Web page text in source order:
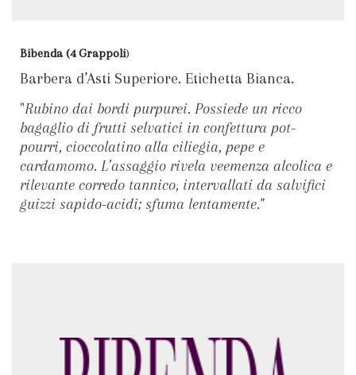
Bibenda (4 Grappoli)
Barbera d’Asti Superiore. Etichetta Bianca.
"Rubino dai bordi purpurei. Possiede un ricco
bagaglio di frutti selvatici in confettura pot-
pourri, cioccolatino alla ciliegia, pepe e
cardamomo. L’assaggio rivela veemenza alcolica e
rilevante corredo tannico, intervallati da salvifici
guizzi sapido-acidi; sfuma lentamente."